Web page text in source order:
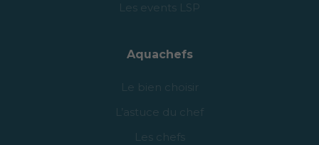
Les events LSP
Aquachefs
Le bien choisir
L’astuce du chef
Les chefs